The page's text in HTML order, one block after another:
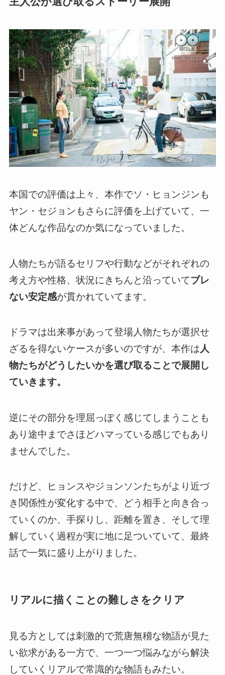
本国での評価は上々、本作でソ・ヒョンジンも
ヤン・セジョンもさらに評価を上げていて、一
体どんな作品なのか気になっていました。
人物たちが語るセリフや行動などがそれぞれの
考え方や性格、状況にきちんと沿っていてブレ
ない安定感が貫かれていてます。
ドラマは出来事があって登場人物たちが選択せ
ざるを得ないケースが多いのですが、本作は人
物たちがどうしたいかを選び取ることで展開し
ていきます。
逆にその部分を理屈っぽく感じてしまうことも
あり途中までさほどハマっている感じでもあり
ませんでした。
だけど、ヒョンスやジョンソンたちがより近づ
き関係性が変化する中で、
どう相手と向き合っ
ていくのか、手探りし、距離を置き、そして理
解していく過程が実に地に足ついていて、最終
話で一気に盛り上がりました。
リアルに描くことの難しさをクリア
見る方としては刺激的で荒唐無稽な物語が見た
い欲求がある一方で、一つ一つ悩みながら解決
していくリアルで常識的な物語もみたい。